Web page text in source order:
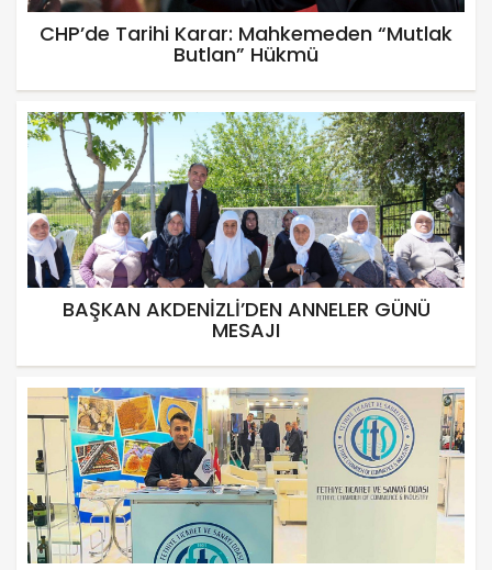
CHP’de Tarihi Karar: Mahkemeden “Mutlak
Butlan” Hükmü
BAŞKAN AKDENİZLİ’DEN ANNELER GÜNÜ
MESAJI